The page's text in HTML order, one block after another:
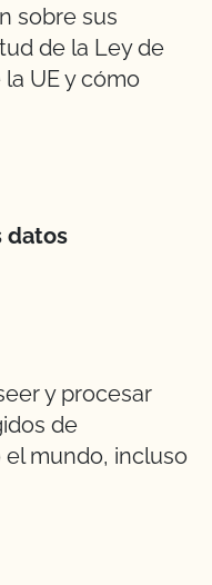
sobre sus
de la Ley de
UE y cómo
datos
y procesar
de
mundo, incluso